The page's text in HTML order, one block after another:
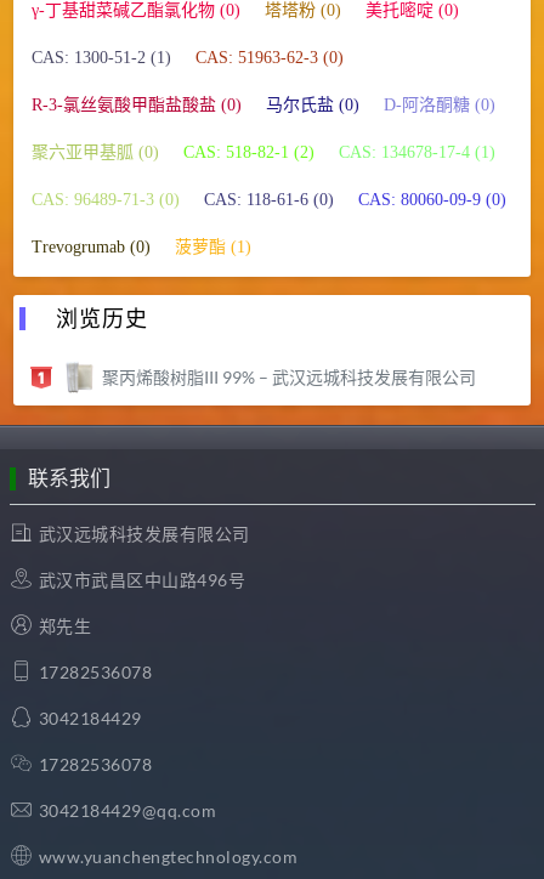
γ-丁基甜菜碱乙酯氯化物 (0) 塔塔粉 (0) 美托嘧啶 (0)
CAS: 1300-51-2 (1) CAS: 51963-62-3 (0)
R-3-氯丝氨酸甲酯盐酸盐 (0) 马尔氏盐 (0) D-阿洛酮糖 (0)
聚六亚甲基胍 (0) CAS: 518-82-1 (2) CAS: 134678-17-4 (1)
CAS: 96489-71-3 (0) CAS: 118-61-6 (0) CAS: 80060-09-9 (0)
Trevogrumab (0) 菠萝酯 (1)
浏览历史
聚丙烯酸树脂III 99% – 武汉远城科技发展有限公司
联系我们
武汉远城科技发展有限公司
武汉市武昌区中山路496号
郑先生
17282536078
3042184429
17282536078
3042184429@qq.com
www.yuanchengtechnology.com